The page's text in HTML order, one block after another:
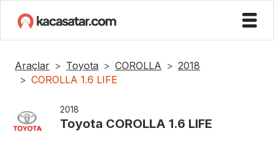
Araçlar Toyota COROLLA
2018
COROLLA 1.6 LIFE
2018
Toyota COROLLA 1.6 LIFE